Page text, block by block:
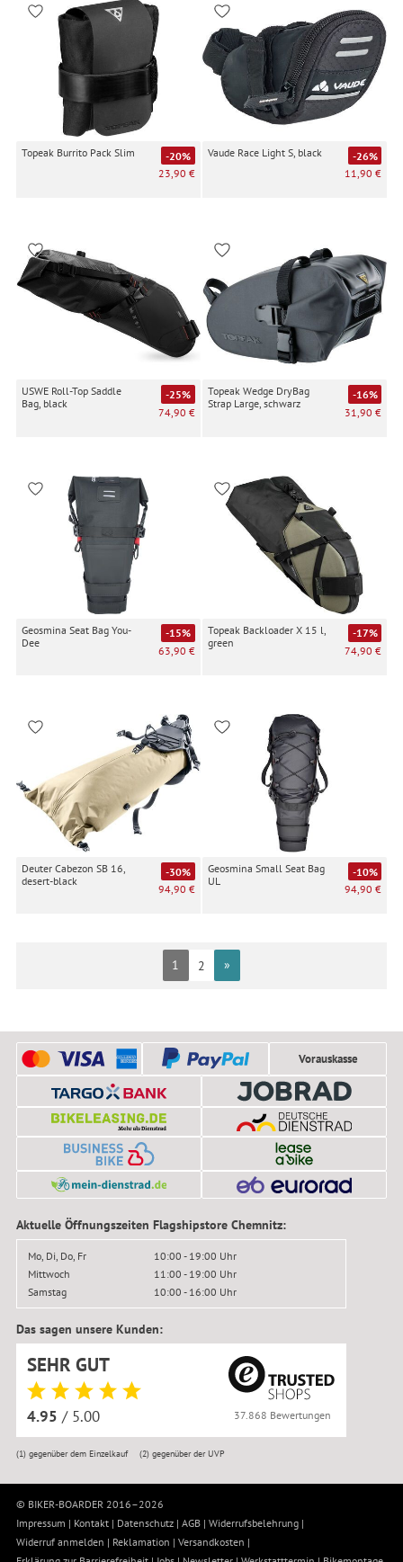
Topeak Burrito Pack Slim
-20%
23,90 €
Vaude Race Light S, black
-26%
11,90 €
USWE Roll-Top Saddle
Bag, black
-25%
74,90 €
Topeak Wedge DryBag
Strap Large, schwarz
-16%
31,90 €
Geosmina Seat Bag You-
Dee
-15%
63,90 €
Topeak Backloader X 15 l,
green
-17%
74,90 €
Deuter Cabezon SB 16,
desert-black
-30%
94,90 €
Geosmina Small Seat Bag
UL
-10%
94,90 €
1 2 »
Vorauskasse
Aktuelle Öffnungszeiten Flagshipstore Chemnitz:
Mo, Di, Do, Fr
10:00 - 19:00 Uhr
Mittwoch
11:00 - 19:00 Uhr
Samstag
10:00 - 16:00 Uhr
Das sagen unsere Kunden:
SEHR GUT
4.95 / 5.00 37.868 Bewertungen
(1)gegenüber dem Einzelkauf (2) gegenüber der UVP
© BIKER-BOARDER 2016–2026
Impressum | Kontakt | Datenschutz | AGB | Widerrufsbelehrung |
Widerruf anmelden | Reklamation | Versandkosten |